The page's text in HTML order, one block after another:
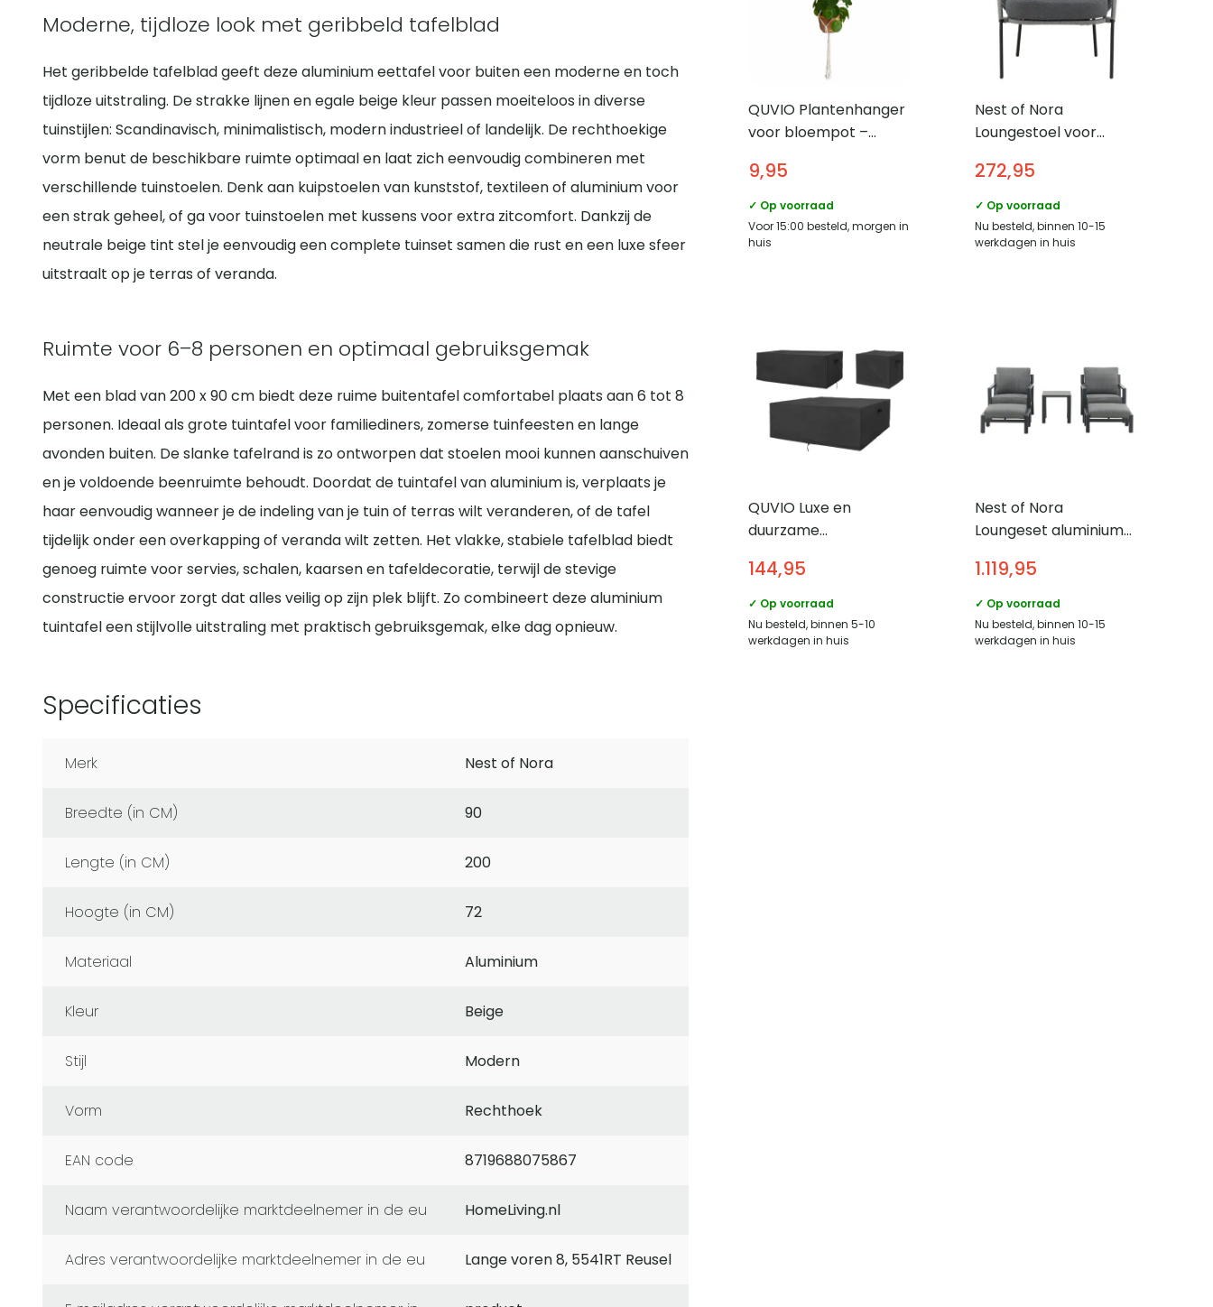
Moderne, tijdloze look met geribbeld tafelblad
Het geribbelde tafelblad geeft deze aluminium eettafel voor buiten een moderne en toch
tijdloze uitstraling. De strakke lijnen en egale beige kleur passen moeiteloos in diverse
tuinstijlen: Scandinavisch, minimalistisch, modern industrieel of landelijk. De rechthoekige
vorm benut de beschikbare ruimte optimaal en laat zich eenvoudig combineren met
verschillende tuinstoelen. Denk aan kuipstoelen van kunststof, textileen of aluminium voor
een strak geheel, of ga voor tuinstoelen met kussens voor extra zitcomfort. Dankzij de
neutrale beige tint stel je eenvoudig een complete tuinset samen die rust en een luxe sfeer
uitstraalt op je terras of veranda.
Ruimte voor 6–8 personen en optimaal gebruiksgemak
Met een blad van 200 x 90 cm biedt deze ruime buitentafel comfortabel plaats aan 6 tot 8
personen. Ideaal als grote tuintafel voor familiediners, zomerse tuinfeesten en lange
avonden buiten. De slanke tafelrand is zo ontworpen dat stoelen mooi kunnen aanschuiven
en je voldoende beenruimte behoudt. Doordat de tuintafel van aluminium is, verplaats je
haar eenvoudig wanneer je de indeling van je tuin of terras wilt veranderen, of de tafel
tijdelijk onder een overkapping of veranda wilt zetten. Het vlakke, stabiele tafelblad biedt
genoeg ruimte voor servies, schalen, kaarsen en tafeldecoratie, terwijl de stevige
constructie ervoor zorgt dat alles veilig op zijn plek blijft. Zo combineert deze aluminium
tuintafel een stijlvolle uitstraling met praktisch gebruiksgemak, elke dag opnieuw.
Specificaties
Merk Nest of Nora
Breedte (in CM) 90
Lengte (in CM) 200
Hoogte (in CM) 72
Materiaal Aluminium
Kleur Beige
Stijl Modern
Vorm Rechthoek
EAN code 8719688075867
naam verantwoordelijke marktdeelnemer in de eu HomeLiving.nl
adres verantwoordelijke marktdeelnemer in de eu Lange voren 8, 5541RT Reusel
QUVIO Plantenhanger
voor bloempot –
9,95
✓ Op voorraad
Nest of Nora
Loungestoel voor
frame met gevlochten
touw – Grijs
272,95
✓ Op voorraad
QUVIO Luxe en
duurzame
beschermhoes –
Waterbestendig –
100% polyester – Zwart
144,95
Nest of Nora
Loungeset aluminium
voor balkon en tuin –
Met tafel en kussens –
Zwart
1.119,95